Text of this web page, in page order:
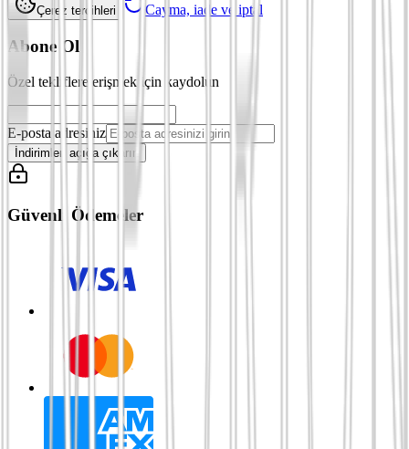
Çerez tercihleri Cayma, iade ve iptal
Abone Ol
Özel tekliflere erişmek için kaydolun
E-posta adresiniz
İndirimleri açığa çıkarın
Güvenli Ödemeler